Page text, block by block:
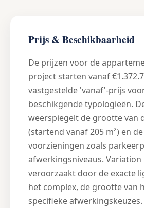
Prijs & Beschikbaarheid
De prijzen voor de
project starten vanaf
vastgestelde 'vanaf'-prijs
beschikgende typologieën.
weerspiegelt de grootte van
(startend vanaf 205 m²) en
voorzieningen zoals
afwerkingsniveaus.
veroorzaakt door de exacte
het complex, de grootte van
specifieke